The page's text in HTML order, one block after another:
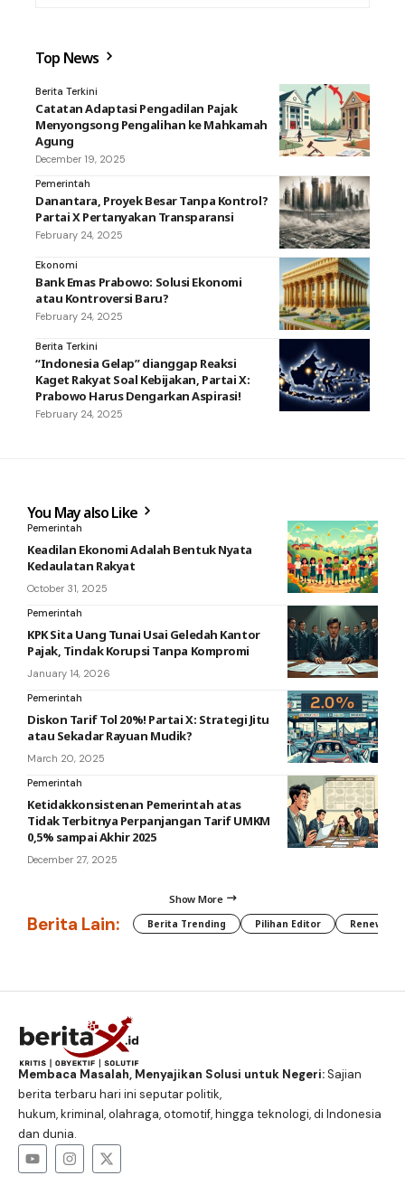
Top News
Berita Terkini
Catatan Adaptasi Pengadilan Pajak
Menyongsong Pengalihan ke Mahkamah
Agung
December 19, 2025
Pemerintah
Danantara, Proyek Besar Tanpa Kontrol?
Partai X Pertanyakan Transparansi
February 24, 2025
Ekonomi
Bank Emas Prabowo: Solusi Ekonomi
atau Kontroversi Baru?
February 24, 2025
Berita Terkini
“Indonesia Gelap” dianggap Reaksi
Kaget Rakyat Soal Kebijakan, Partai X:
Prabowo Harus Dengarkan Aspirasi!
February 24, 2025
You May also Like
Pemerintah
Keadilan Ekonomi Adalah Bentuk Nyata
Kedaulatan Rakyat
October 31, 2025
Pemerintah
KPK Sita Uang Tunai Usai Geledah Kantor
Pajak, Tindak Korupsi Tanpa Kompromi
January 14, 2026
Pemerintah
Diskon Tarif Tol 20%! Partai X: Strategi Jitu
atau Sekadar Rayuan Mudik?
March 20, 2025
Pemerintah
Ketidakkonsistenan Pemerintah atas
Tidak Terbitnya Perpanjangan Tarif UMKM
0,5% sampai Akhir 2025
December 27, 2025
Show More
Berita Lain: Berita Trending Pilihan Editor
Membaca Masalah, Menyajikan Solusi untuk Negeri:Sajian
berita terbaru hari ini seputar politik,
hukum, kriminal, olahraga, otomotif, hingga teknologi, di Indonesia
dan dunia.